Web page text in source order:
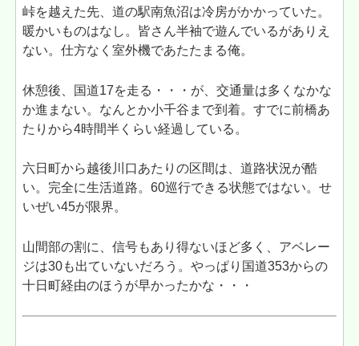
峠を越えた先、道の駅南魚沼は冷房がかかっていた。
暖かいものはなし。皆さん半袖で遊んでいるがありえ
ない。仕方なく室外機であたたまる俺。
休憩後、国道17を走る・・・が、交通量は多くなかな
か進まない。なんとか小千谷まで到着。すでに前橋あ
たりから4時間半くらい経過している。
六日町から越後川口あたりの区間は、道路状況が酷
い。完全に生活道路。60巡行できる状態ではない。せ
いぜい45が限界。
山間部の割に、信号もあり得ないほど多く、アベレー
ジは30も出ていないだろう。やっぱり国道353からの
十日町経由のほうが早かったかな・・・